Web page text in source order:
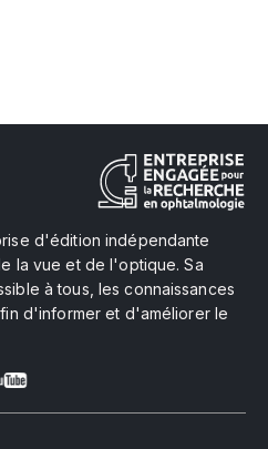
d'édition indépendante
la vue et de l'optique. Sa
à tous, les connaissances
d'informer et d'améliorer le